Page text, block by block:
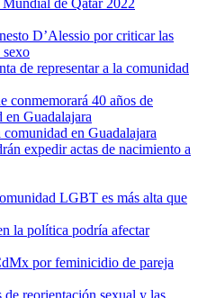
de Qatar 2022
D’Alessio por criticar las
sexo
de representar a la comunidad
conmemorará 40 años de
Guadalajara
en Guadalajara
expedir actas de nacimiento a
LGBT es más alta que
la política podría afectar
por feminicidio de pareja
reorientación sexual y las